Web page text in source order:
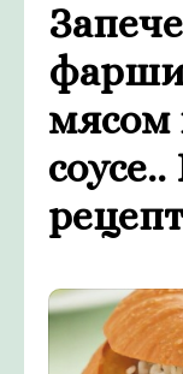
мясом
рецепт